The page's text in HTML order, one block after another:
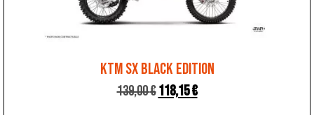
KTM SX BLACK EDITION
139,00€118,15€